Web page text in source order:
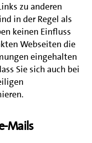
zu anderen
in der Regel als
keinen Einfluss
Webseiten die
eingehalten
Sie sich auch bei
Mails